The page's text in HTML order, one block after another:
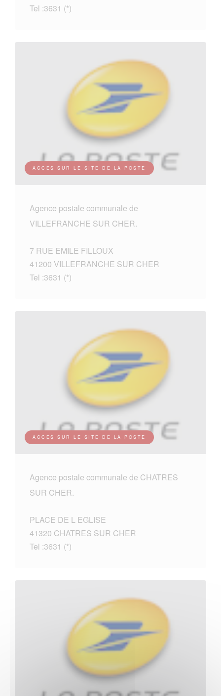
Tel :3631 (*)
ACCES SUR LE SITE DE LA POSTE
Agence postale communale de
VILLEFRANCHE SUR CHER.
7 RUE EMILE FILLOUX
41200 VILLEFRANCHE SUR CHER
Tel :3631 (*)
ACCES SUR LE SITE DE LA POSTE
Agence postale communale de CHATRES
SUR CHER.
PLACE DE L EGLISE
41320 CHATRES SUR CHER
Tel :3631 (*)